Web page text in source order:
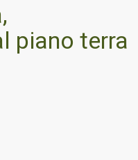
piano terra